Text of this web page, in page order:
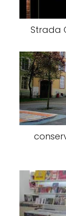
Strada